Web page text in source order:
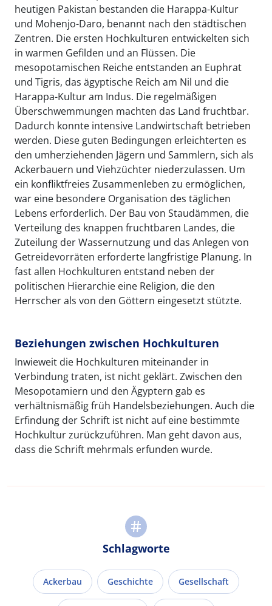
heutigen Pakistan bestanden die Harappa-Kultur
und Mohenjo-Daro, benannt nach den städtischen
Zentren. Die ersten Hochkulturen entwickelten sich
in warmen Gefilden und an Flüssen. Die
mesopotamischen Reiche entstanden an Euphrat
und Tigris, das ägyptische Reich am Nil und die
Harappa-Kultur am Indus. Die regelmäßigen
Überschwemmungen machten das Land fruchtbar.
Dadurch konnte intensive Landwirtschaft betrieben
werden. Diese guten Bedingungen erleichterten es
den umherziehenden Jägern und Sammlern, sich als
Ackerbauern und Viehzüchter niederzulassen. Um
ein konfliktfreies Zusammenleben zu ermöglichen,
war eine besondere Organisation des täglichen
Lebens erforderlich. Der Bau von Staudämmen, die
Verteilung des knappen fruchtbaren Landes, die
Zuteilung der Wassernutzung und das Anlegen von
Getreidevorräten erforderte langfristige Planung. In
fast allen Hochkulturen entstand neben der
politischen Hierarchie eine Religion, die den
Herrscher als von den Göttern eingesetzt stützte.
Beziehungen zwischen Hochkulturen
Inwieweit die Hochkulturen miteinander in
Verbindung traten, ist nicht geklärt. Zwischen den
Mesopotamiern und den Ägyptern gab es
verhältnismäßig früh Handelsbeziehungen. Auch die
Erfindung der Schrift ist nicht auf eine bestimmte
Hochkultur zurückzuführen. Man geht davon aus,
dass die Schrift mehrmals erfunden wurde.
Schlagworte
Ackerbau Geschichte Gesellschaft